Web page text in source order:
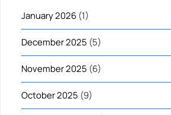
January 2026 (1)
December 2025 (5)
November 2025 (6)
October 2025 (9)